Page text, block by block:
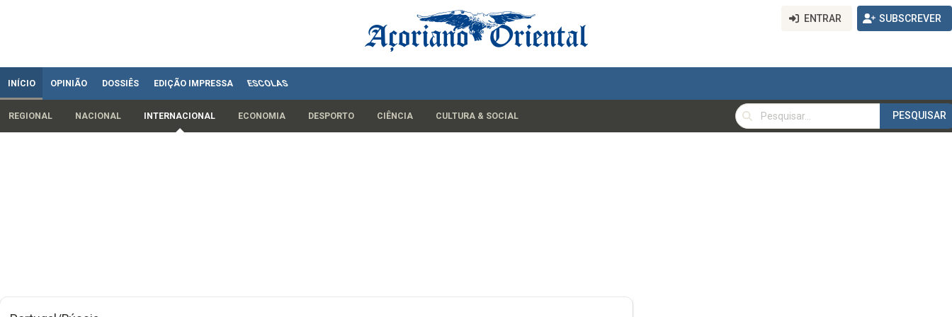
ENTRAR SUBSCREVER
INÍCIO OPINIÃO DOSSIÊS EDIÇÃO IMPRESSA ESCOLAS
REGIONAL NACIONAL INTERNACIONAL ECONOMIA DESPORTO CIÊNCIA CULTURA & SOCIAL
PESQUISAR
PESQUISAR